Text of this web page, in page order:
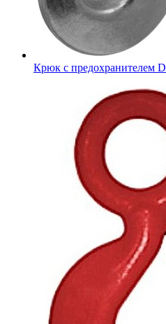
Крюк с предохранителем